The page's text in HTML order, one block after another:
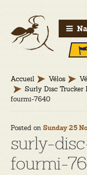
Aller
à
Aller
au
contenu
Accueil Vélos
Surly Disc Trucker
fourmi-7640
Posted on Sunday 25
surly-
fourmi-